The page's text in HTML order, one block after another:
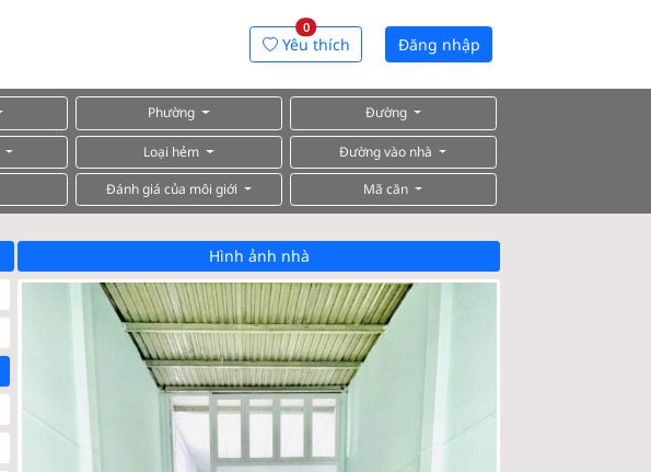
Yêu thích
0
Đăng nhập
Phường Đường
Loại hẻm
Đường vào nhà
Đánh giá của môi giới Mã căn
Hình ảnh nhà